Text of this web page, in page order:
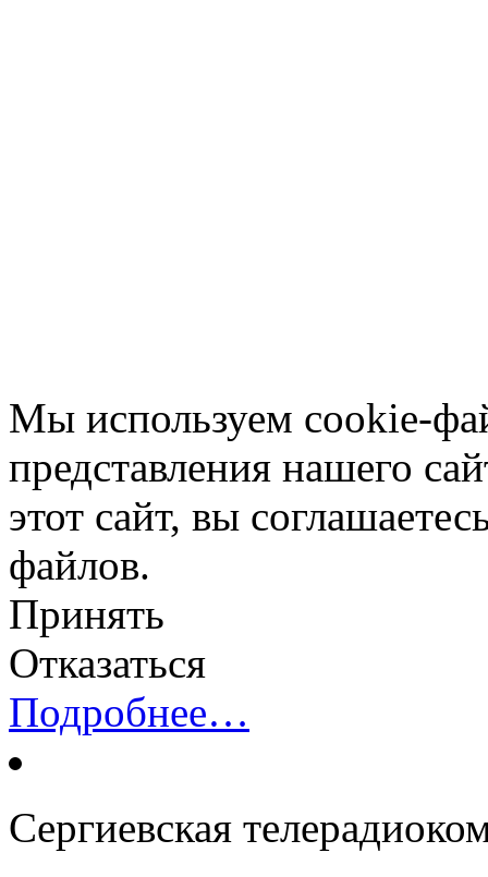
Мы используем cookie-
представления нашего
этот сайт, вы
файлов.
Принять
Отказаться
Подробнее…
Сергиевская